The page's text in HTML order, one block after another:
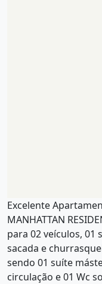
Excelente
MANHATTAN
para 02 veículos, 01
sacada e
sendo 01 suíte
circulação e 01 Wc